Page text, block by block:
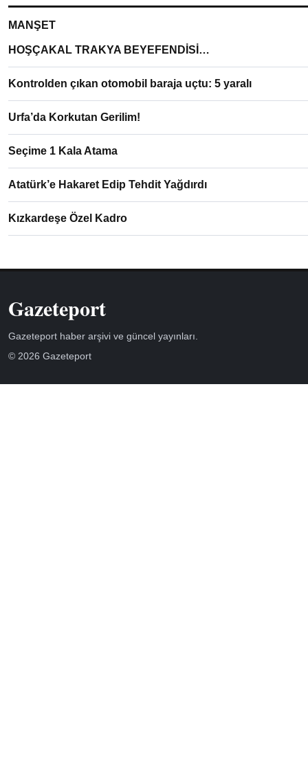
MANŞET
HOŞÇAKAL TRAKYA BEYEFENDİSİ…
Kontrolden çıkan otomobil baraja uçtu: 5 yaralı
Urfa’da Korkutan Gerilim!
Seçime 1 Kala Atama
Atatürk’e Hakaret Edip Tehdit Yağdırdı
Kızkardeşe Özel Kadro
Gazeteport
Gazeteport haber arşivi ve güncel yayınları.
© 2026 Gazeteport